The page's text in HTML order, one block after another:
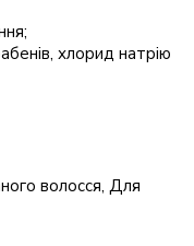
хлорид натрію
волосся, Для